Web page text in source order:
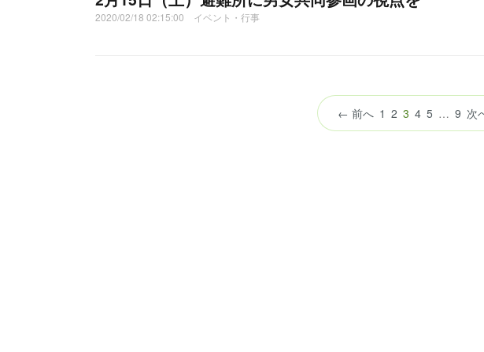
2020/02/18 02:15:00 イベント・行事
← 前へ 1 2 3（こ
の
4 5 … 9 次